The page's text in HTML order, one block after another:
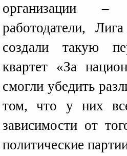
организации –
работодатели,
создали такую
квартет «За
смогли убедить
том, что у них
зависимости от
политические